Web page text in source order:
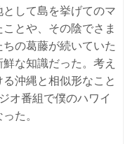
して島を挙げてのマ
とや、その陰でさま
の葛藤が続いていた
な知識だった。考え
沖縄と相似形なこと
オ番組で僕のハワイ
た。